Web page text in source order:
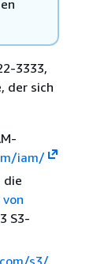
3333,
der sich
iam/
die
S3-
s3/